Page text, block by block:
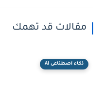
مقالات قد تهمك
ذكاء اصطناعى AI